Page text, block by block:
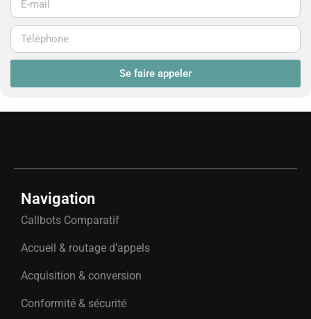
Se faire appeler
Navigation
Callbots Comparatif
Accueil & routage d’appels
Acquisition & conversion
Conformité & sécurité